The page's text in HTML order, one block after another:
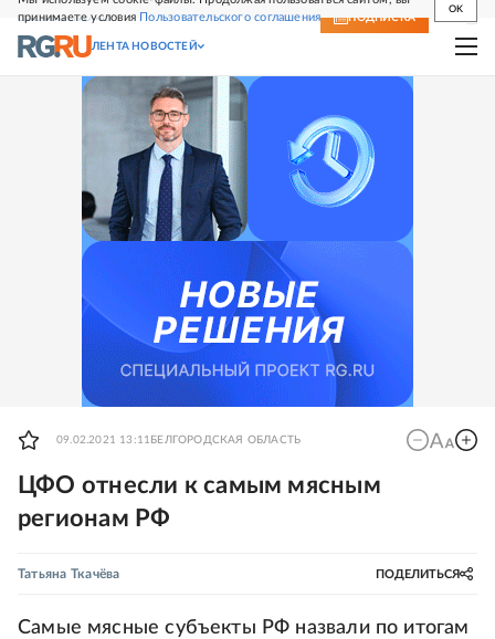
принимаете условия Пользовательского соглашения
OK
СВЕЖИЙ НОМЕР ПОДПИСКА
ЛЕНТА НОВОСТЕЙ
09.02.2021 13:11 БЕЛГОРОДСКАЯ ОБЛАСТЬ
ЦФО отнесли к самым мясным
регионам РФ
Татьяна Ткачёва ПОДЕЛИТЬСЯ
Самые мясные субъекты РФ назвали по итогам